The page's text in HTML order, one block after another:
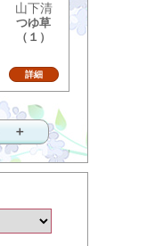
山下清
つゆ草
（１）
詳細
＋